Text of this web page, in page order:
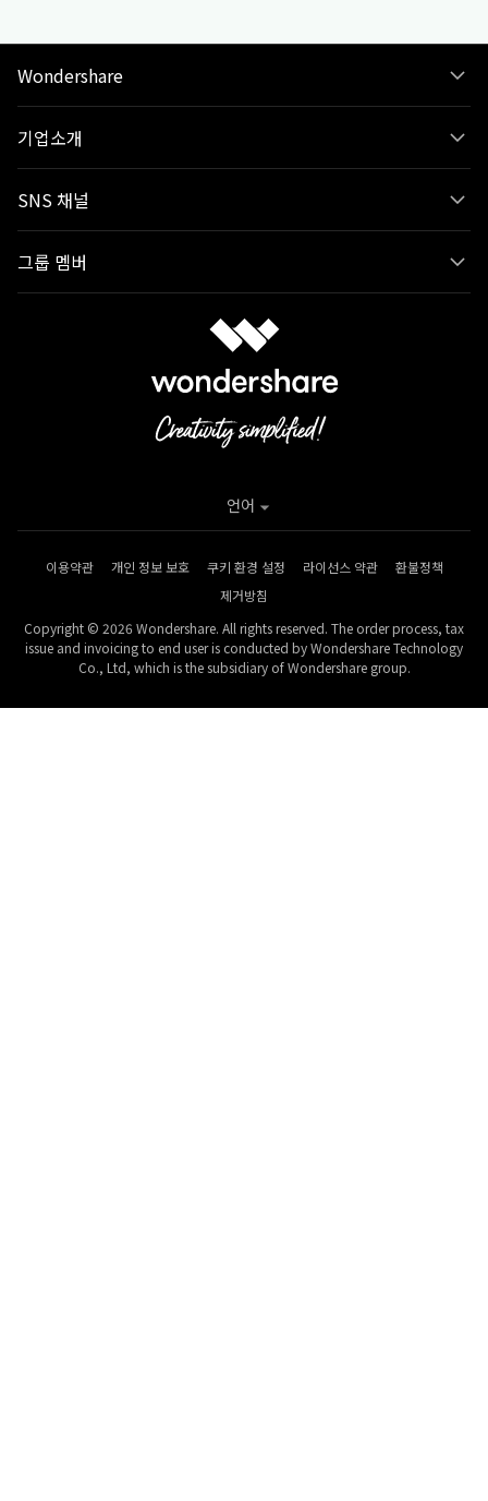
Wondershare
기업소개
SNS 채널
그룹 멤버
이용약관 개인 정보 보호 쿠키 환경 설정 라이선스 약관
환불정책
제거방침
Copyright © 2026 Wondershare. All rights reserved. The order process, tax
issue and invoicing to end user is conducted by Wondershare Technology
Co., Ltd, which is the subsidiary of Wondershare group.
언어